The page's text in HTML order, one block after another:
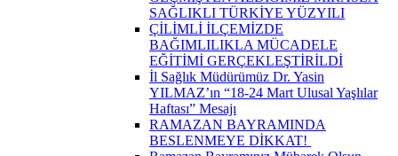
SAĞLIKLI TÜRKİYE YÜZYILI
ÇİLİMLİ İLÇEMİZDE
BAĞIMLILIKLA MÜCADELE
EĞİTİMİ GERÇEKLEŞTİRİLDİ
İl Sağlık Müdürümüz Dr. Yasin
YILMAZ’ın “18-24 Mart Ulusal Yaşlılar
Haftası” Mesajı
RAMAZAN BAYRAMINDA
BESLENMEYE DİKKAT! ​